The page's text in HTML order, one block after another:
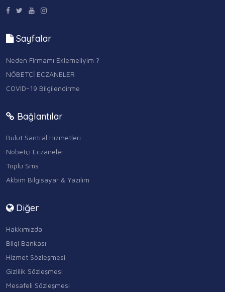
Sayfalar
Neden Firmamı Eklemeliyim ?
NÖBETÇİ ECZANELER
COVID-19 Bilgilendirme
Bağlantılar
Bulut Santral Hizmetleri
Nöbetçi Eczaneler
Toplu Sms
Akbim Bilgisayar & Yazılım
Diğer
Hakkımızda
Bilgi Bankası
Hizmet Sözleşmesi
Gizlilik Sözleşmesi
Mesafeli Sözleşmesi